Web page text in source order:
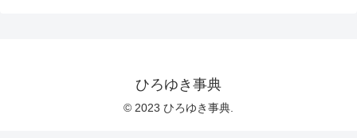
ひろゆき事典
© 2023 ひろゆき事典.